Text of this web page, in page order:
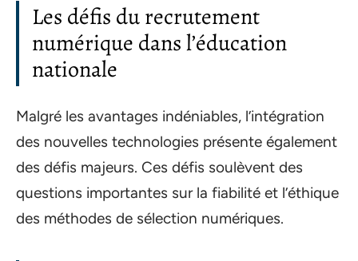
Les défis du recrutement
numérique dans l’éducation
nationale
Malgré les avantages indéniables, l’intégration
des nouvelles technologies présente également
des défis majeurs. Ces défis soulèvent des
questions importantes sur la fiabilité et l’éthique
des méthodes de sélection numériques.